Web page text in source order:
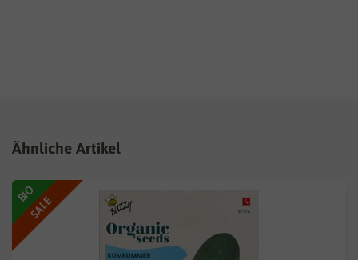
Ähnliche Artikel
SALE
BIO